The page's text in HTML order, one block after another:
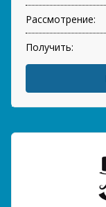
Рассмотрение:
Получить: